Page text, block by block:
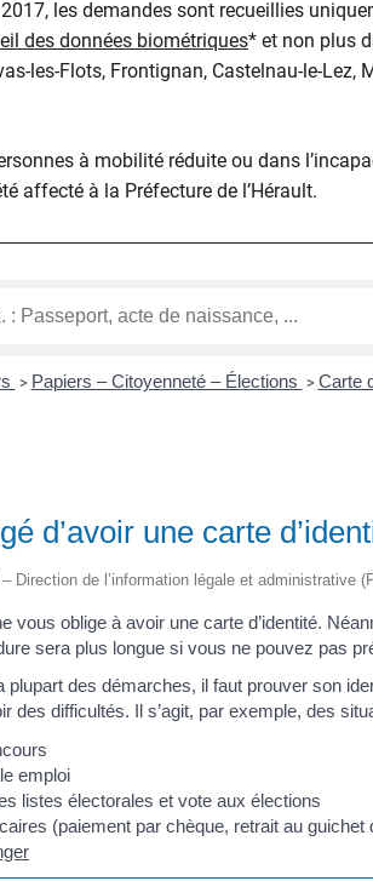
les demandes sont recueillies
des données biométriques* et non plus
les-Flots, Frontignan, Castelnau-le-Lez,
à mobilité réduite ou dans
affecté à la Préfecture de l’Hérault.
> Papiers – Citoyenneté – Élections > Carte
d’avoir une carte
Direction de l’information légale et administrative
vous oblige à avoir une carte d’identité.
sera plus longue si vous ne pouvez pas
plupart des démarches, il faut prouver son
des difficultés. Il s’agit, par exemple, des
emploi
listes électorales et vote aux élections
(paiement par chèque, retrait au guichet